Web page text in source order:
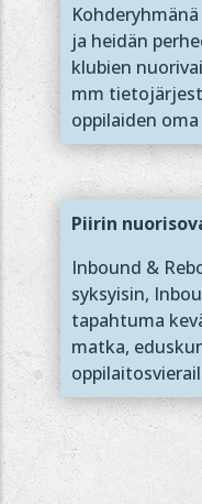
ja heidän
klubien
mm
oppilaiden
Piirin
Inbound &
syksyisin,
tapahtuma
matka,